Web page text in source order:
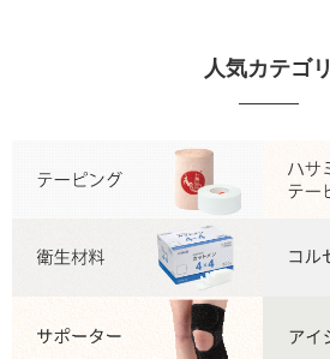
人気カテゴリ